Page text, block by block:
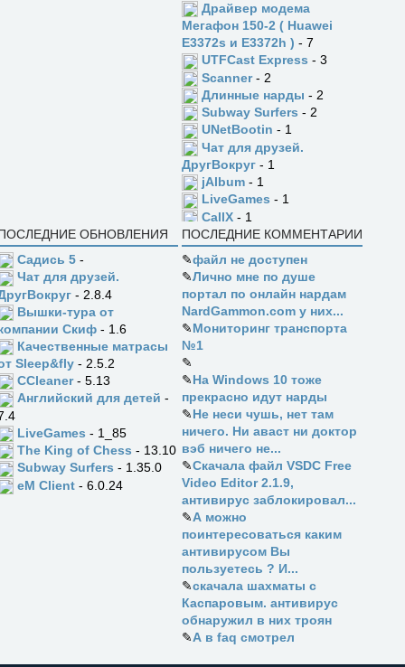
Драйвер модема
Мегафон 150-2 ( Huawei
E3372s и E3372h ) - 7
UTFCast Express - 3
Scanner- 2
Длинные нарды - 2
Subway Surfers - 2
UNetBootin - 1
Чат для друзей.
ДругВокруг - 1
jAlbum - 1
LiveGames - 1
CallX - 1
ОБНОВЛЕНИЯ
Садись 5 -
Чат для друзей.
- 2.8.4
Вышки-тура от
Скиф - 1.6
Качественные матрасы
Sleep&fly - 2.5.2
CCleaner- 5.13
Английский для детей -
LiveGames - 1_85
The King of Chess - 13.10
Subway Surfers - 1.35.0
eM Client - 6.0.24
ПОСЛЕДНИЕ КОММЕНТАРИИ
✎файл не доступен
✎Лично мне по душе
портал по онлайн нардам
NardGammon.com у них...
✎Мониторинг транспорта
№1
✎
✎На Windows 10 тоже
прекрасно идут нарды
✎Не неси чушь, нет там
ничего. Ни аваст ни доктор
вэб ничего не...
✎Скачала файл VSDC Free
Video Editor 2.1.9,
антивирус заблокировал...
✎А можно
поинтересоваться каким
антивирусом Вы
пользуетесь ? И...
✎скачала шахматы с
Каспаровым. антивирус
обнаружил в них троян
✎А в faq смотрел